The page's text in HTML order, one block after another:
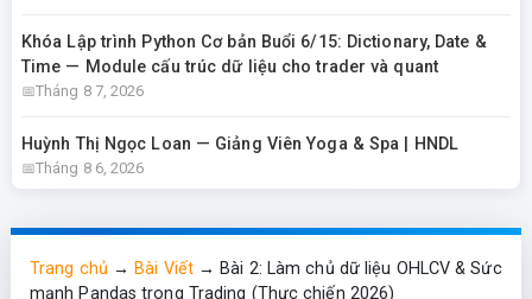
Khóa Lập trình Python Cơ bản Buổi 6/15: Dictionary, Date &
Time — Module cấu trúc dữ liệu cho trader và quant
Tháng 8 7, 2026
Huỳnh Thị Ngọc Loan — Giảng Viên Yoga & Spa | HNDL
Tháng 8 6, 2026
Trang chủ →Bài Viết→Bài 2: Làm chủ dữ liệu OHLCV & Sức
mạnh Pandas trong Trading (Thực chiến 2026)